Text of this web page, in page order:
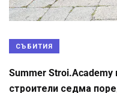
СЪБИТИЯ
Summer
строители седма